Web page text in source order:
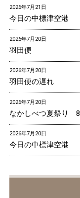
2026年7月21日
今日の中標津空港
2026年7月20日
羽田便
2026年7月20日
羽田便の遅れ
2026年7月20日
なかしべつ夏祭り
2026年7月20日
今日の中標津空港